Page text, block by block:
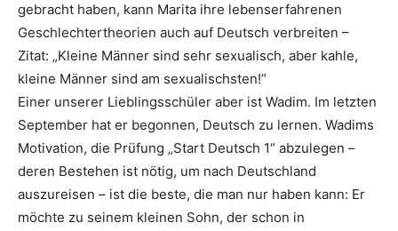
gebracht haben, kann Marita ihre lebenserfahrenen
Geschlechtertheorien auch auf Deutsch verbreiten –
Zitat: „Kleine Männer sind sehr sexualisch, aber kahle,
kleine Männer sind am sexualischsten!”
Einer unserer Lieblingsschüler aber ist Wadim. Im letzten
September hat er begonnen, Deutsch zu lernen. Wadims
Motivation, die Prüfung „Start Deutsch 1“ abzulegen –
deren Bestehen ist nötig, um nach Deutschland
auszureisen – ist die beste, die man nur haben kann: Er
möchte zu seinem kleinen Sohn, der schon in